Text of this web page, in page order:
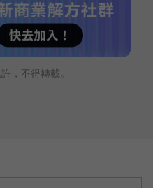
，不得轉載。